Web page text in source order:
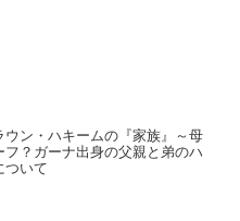
ウン・ハキームの『家族』～母
フ？ガーナ出身の父親と弟のハ
ついて